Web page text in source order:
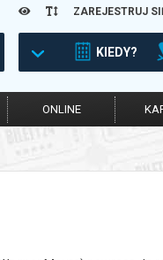
ZAREJESTRUJ
KIEDY?
ONLINE